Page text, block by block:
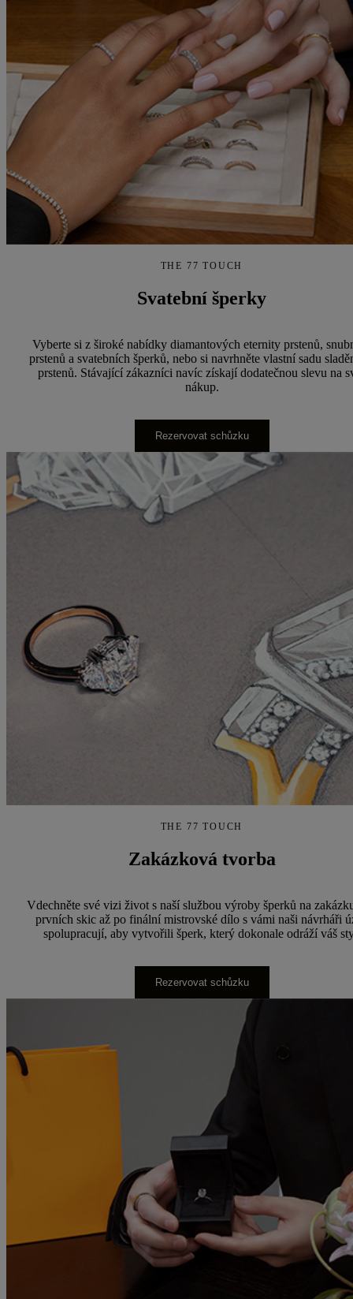
THE 77 TOUCH
Svatební šperky
Vyberte si z široké nabídky diamantových eternity prstenů,
prstenů a svatebních šperků, nebo si navrhněte vlastní sadu
prstenů. Stávající zákazníci navíc získají dodatečnou slevu na
nákup.
Rezervovat schůzku
THE 77 TOUCH
Zakázková tvorba
Vdechněte své vizi život s naší službou výroby šperků na
prvních skic až po finální mistrovské dílo s vámi naši návrháři
spolupracují, aby vytvořili šperk, který dokonale odráží váš
Rezervovat schůzku